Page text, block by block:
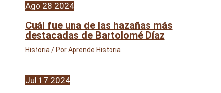
Ago 28 2024
Cuál fue una de las hazañas más
destacadas de Bartolomé Díaz
Historia / PorAprende Historia
Jul 17 2024